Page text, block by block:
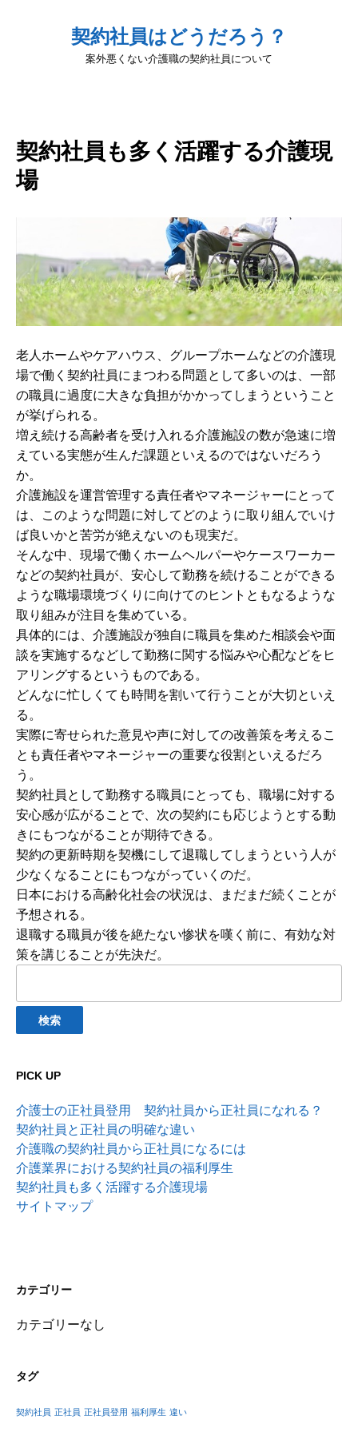
契約社員はどうだろう？
案外悪くない介護職の契約社員について
PICK UP
介護士の正社員登用 契約社員から正社員になれる？
契約社員と正社員の明確な違い
介護職の契約社員から正社員になるには
介護業界における契約社員の福利厚生
契約社員も多く活躍する介護現場
サイトマップ
カテゴリー
カテゴリーなし
タグ
契約社員 正社員 正社員登用 福利厚生 違い
契約社員も多く活躍する介護現
場
老人ホームやケアハウス、グループホームなどの介護現
場で働く契約社員にまつわる問題として多いのは、一部
の職員に過度に大きな負担がかかってしまうということ
が挙げられる。
増え続ける高齢者を受け入れる介護施設の数が急速に増
えている実態が生んだ課題といえるのではないだろう
か。
介護施設を運営管理する責任者やマネージャーにとって
は、このような問題に対してどのように取り組んでいけ
ば良いかと苦労が絶えないのも現実だ。
そんな中、現場で働くホームヘルパーやケースワーカー
などの契約社員が、安心して勤務を続けることができる
ような職場環境づくりに向けてのヒントともなるような
取り組みが注目を集めている。
具体的には、介護施設が独自に職員を集めた相談会や面
談を実施するなどして勤務に関する悩みや心配などをヒ
アリングするというものである。
どんなに忙しくても時間を割いて行うことが大切といえ
る。
実際に寄せられた意見や声に対しての改善策を考えるこ
とも責任者やマネージャーの重要な役割といえるだろ
う。
契約社員として勤務する職員にとっても、職場に対する
安心感が広がることで、次の契約にも応じようとする動
きにもつながることが期待できる。
契約の更新時期を契機にして退職してしまうという人が
少なくなることにもつながっていくのだ。
日本における高齢化社会の状況は、まだまだ続くことが
予想される。
退職する職員が後を絶たない惨状を嘆く前に、有効な対
策を講じることが先決だ。